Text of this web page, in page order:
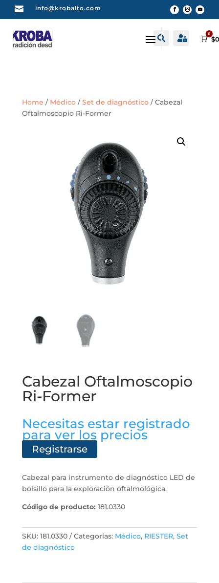
 info@krobalto.com
 Buscar
 Cuenta
0
$
Home / Médico/Set de diagnóstico/ Cabezal
Oftalmoscopio Ri-Former
Cabezal Oftalmoscopio
Ri-Former
Necesitas estar registrado
para ver los precios
Registrarse
Cabezal para instrumento de diagnóstico LED de
bolsillo para la exploración oftalmológica.
Código de producto: 181.0330
SKU: 181.0330 Categorías: Médico, RIESTER, Set
de diagnóstico